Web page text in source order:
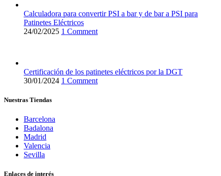
Calculadora para convertir PSI a bar y de bar a PSI para
Patinetes Eléctricos
24/02/2025 1 Comment
Certificación de los patinetes eléctricos por la DGT
30/01/2024 1 Comment
Nuestras Tiendas
Barcelona
Badalona
Madrid
Valencia
Sevilla
Enlaces de interés